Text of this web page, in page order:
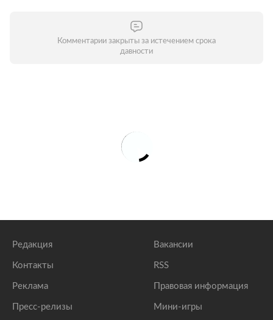
Комментарии закрыты за истечением срока
давности
Редакция
Контакты
Реклама
Пресс-релизы
Вакансии
RSS
Правовая информация
Мини-игры